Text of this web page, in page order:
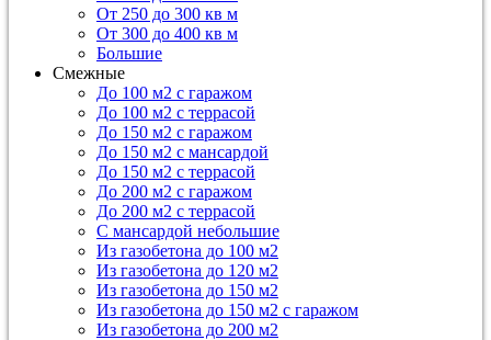
От 250 до 300 кв м
От 300 до 400 кв м
Большие
Смежные
До 100 м2 с гаражом
До 100 м2 с террасой
До 150 м2 с гаражом
До 150 м2 с мансардой
До 150 м2 с террасой
До 200 м2 с гаражом
До 200 м2 с террасой
С мансардой небольшие
Из газобетона до 100 м2
Из газобетона до 120 м2
Из газобетона до 150 м2
Из газобетона до 150 м2 с гаражом
Из газобетона до 200 м2